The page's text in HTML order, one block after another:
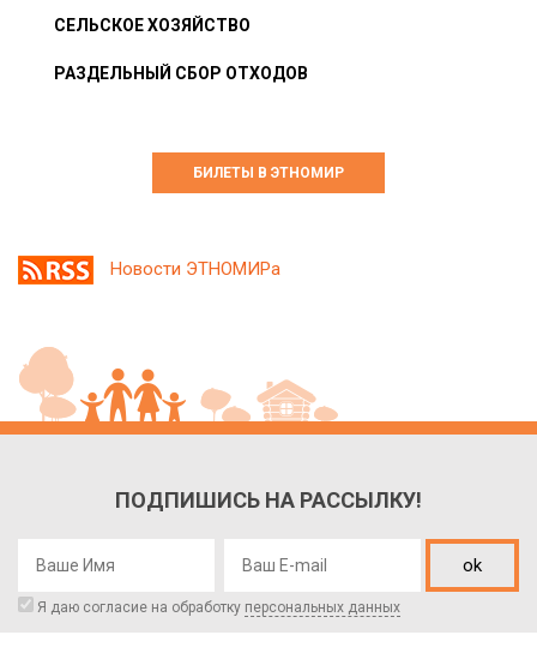
СЕЛЬСКОЕ ХОЗЯЙСТВО
РАЗДЕЛЬНЫЙ СБОР ОТХОДОВ
БИЛЕТЫ В ЭТНОМИР
Новости ЭТНОМИРа
ПОДПИШИСЬ НА РАССЫЛКУ!
ok
Я даю согласие на обработку персональных данных